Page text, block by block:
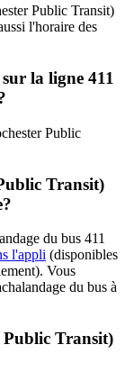
Public Transit)
l'horaire des
la ligne 411
Public
Transit)
du bus 411
l'appli (disponibles
Vous
du bus à
Public Transit)